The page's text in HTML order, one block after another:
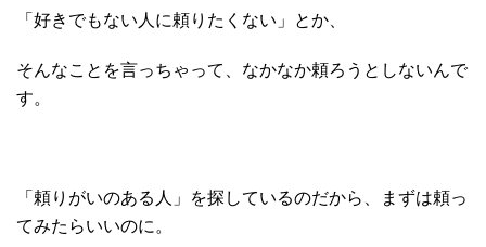
「好きでもない人に頼りたくない」とか、
そんなことを言っちゃって、なかなか頼ろうとしないんで
す。
「頼りがいのある人」を探しているのだから、まずは頼っ
てみたらいいのに。